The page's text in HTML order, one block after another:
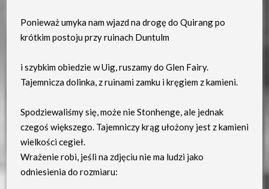
Ponieważ umyka nam wjazd na drogę do Quirang po
krótkim postoju przy ruinach Duntulm
i szybkim obiedzie w Uig, ruszamy do Glen Fairy.
Tajemnicza dolinka, z ruinami zamku i kręgiem z kamieni.
Spodziewaliśmy się, może nie Stonhenge, ale jednak
czegoś większego. Tajemniczy krąg ułożony jest z kamieni
wielkości cegieł.
Wrażenie robi, jeśli na zdjęciu nie ma ludzi jako
odniesienia do rozmiaru: